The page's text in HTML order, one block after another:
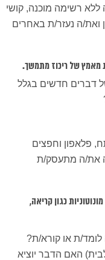
ללא רשימה מוכנה, קושי
ואת/ה נעזר/ת באחרים
מאמץ של ריכוז מתמשך.
דברים חדשים בגלל
פלאפון וחפצים
את/ה מתעסק/ת
כגון קריאה,
ת או קורא/ת?
האם הדבר יוציא